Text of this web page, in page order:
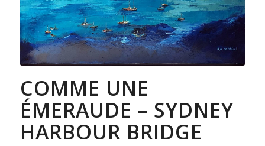
COMME UNE
ÉMERAUDE – SYDNEY
HARBOUR BRIDGE